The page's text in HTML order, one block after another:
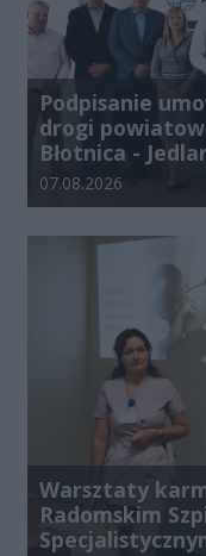
Podpisanie
drogi
Błotnica -
Data dodania galerii:
07.08.2026
Warsztaty
Radomskim